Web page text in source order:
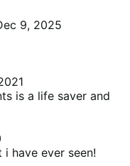
9, 2025
is a life saver and
have ever seen!